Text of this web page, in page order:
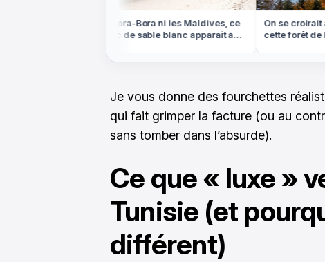
Ni Bora-Bora ni les Maldives, ce
banc de sable blanc apparaît à
On se croirait
cette forêt de
Je vous donne des fourchettes
qui fait grimper la facture (ou au
sans tomber dans l’absurde).
Ce que « luxe »
Tunisie (et
différent)